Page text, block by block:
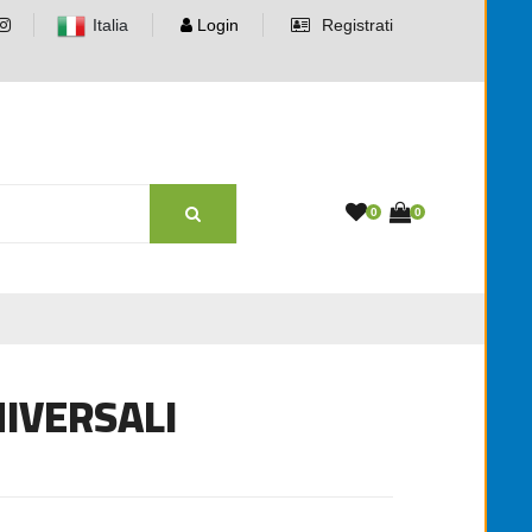
Italia Login Registrati
0 0